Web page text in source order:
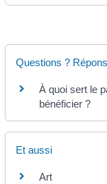
Questions ?
À quoi sert le
bénéficier ?
Et aussi
Art